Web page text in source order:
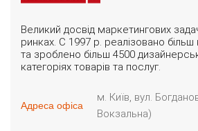
Великий досвід маркетингових
ринках. С 1997 р. реалізовано більш
та зроблено більш 4500
категоріях товарів та послуг.
Адреса офіса
м. Київ, вул.
Вокзальна)